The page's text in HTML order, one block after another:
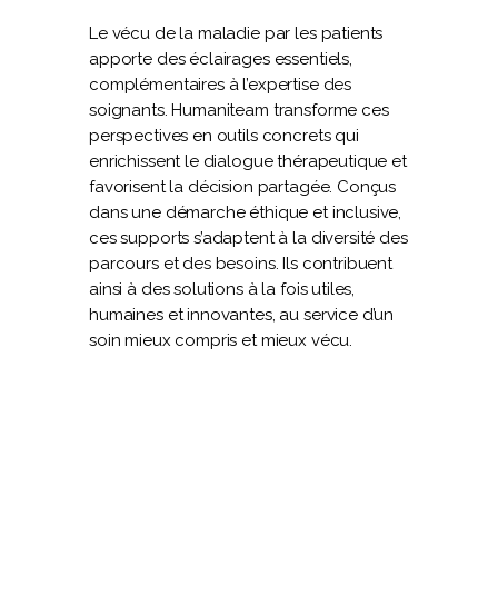
Le vécu de la maladie par les patients
apporte des éclairages essentiels,
complémentaires à l’expertise des
soignants. Humaniteam transforme ces
perspectives en outils concrets qui
enrichissent le dialogue thérapeutique et
favorisent la décision partagée. Conçus
dans une démarche éthique et inclusive,
ces supports s’adaptent à la diversité des
parcours et des besoins. Ils contribuent
ainsi à des solutions à la fois utiles,
humaines et innovantes, au service d’un
soin mieux compris et mieux vécu.